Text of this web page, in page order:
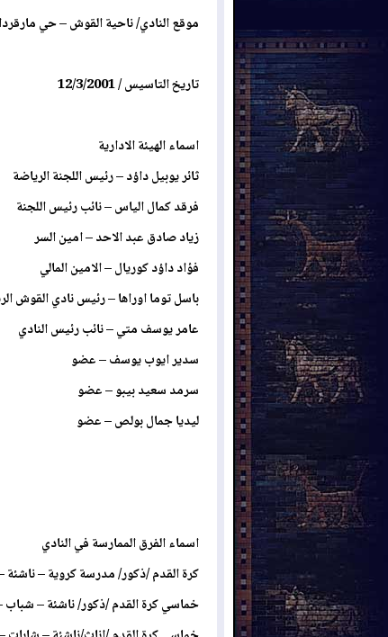
موقع النادي/ ناحية القوش – حي
تاريخ التاسيس / 12/3/2001
اسماء الهيئة الادارية
ثائر يوبيل داؤد – رئيس اللجنة الرياضة
فرقد كمال الياس – نائب رئيس اللجنة
زياد صادق عبد الاحد – امين السر
فؤاد داؤد كوريال – الامين المالي
باسل توما اوراها – رئيس نادي القوش
عامر يوسف متي – نائب رئيس النادي
سدير ايوب يوسف – عضو
سرمد سعيد بيبو – عضو
ليديا جمال بولص – عضو
اسماء الفرق الممارسة في النادي
كرة القدم /ذكور/ مدرسة كروية –
خماسي كرة القدم /ذكور/ ناشئة –